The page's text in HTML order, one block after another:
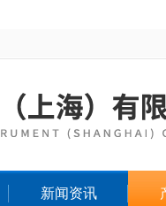
新闻资讯